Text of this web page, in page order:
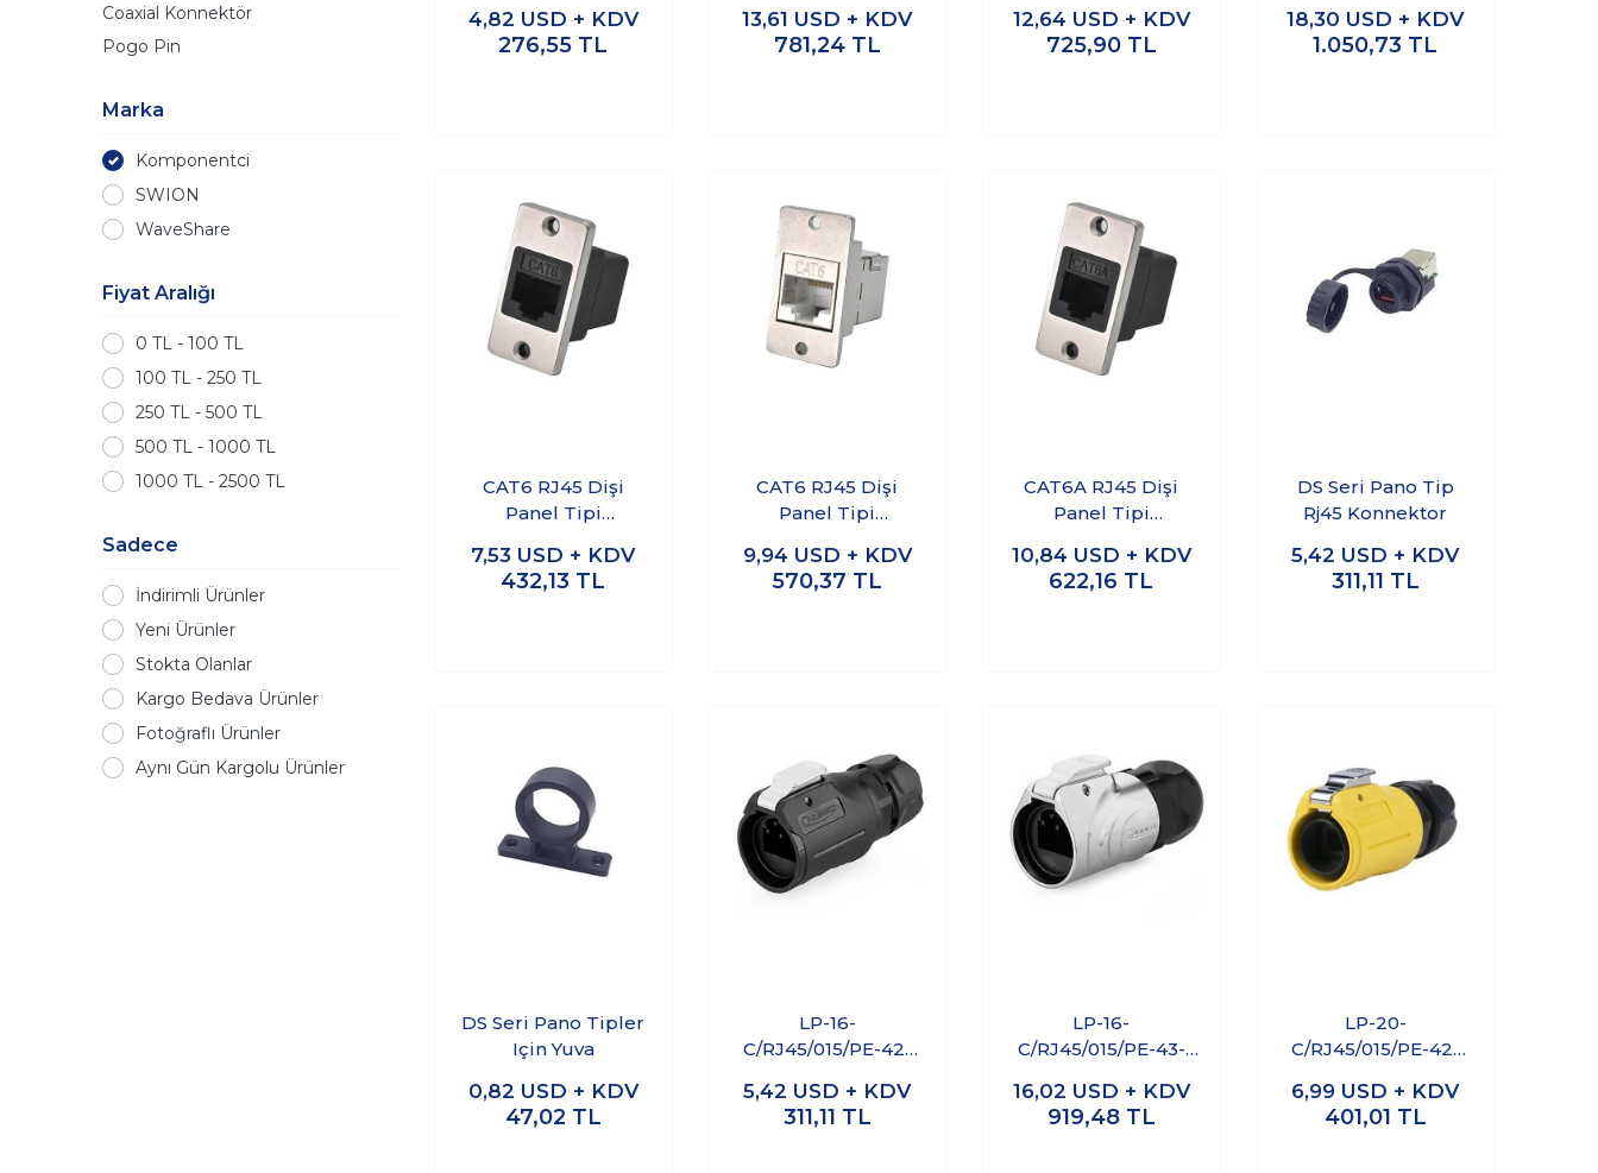
Coaxial Konnektör
Pogo Pin
Marka
Komponentci
SWION
WaveShare
Fiyat Aralığı
0 TL - 100 TL
100 TL - 250 TL
250 TL - 500 TL
500 TL - 1000 TL
1000 TL - 2500 TL
Sadece
İndirimli Ürünler
Yeni Ürünler
Stokta Olanlar
Kargo Bedava Ürünler
Fotoğraflı Ürünler
Aynı Gün Kargolu Ürünler
Ethernet
Konnektörü - Erkek
4,82 USD + KDV
276,55 TL
Ethernet
Konnektörü - Erkek
13,61 USD + KDV
781,24 TL
Ethernet
Konnektörü - Dişi
12,64 USD + KDV
725,90 TL
Ethernet
Konnektörü - Dişi
18,30 USD + KDV
1.050,73 TL
CAT6 RJ45 Dişi
Panel Tipi
C
7,53 USD + KDV
432,13 TL
CAT6 RJ45 Dişi
Panel Tipi
SCAT6-C
9,94 USD + KDV
570,37 TL
CAT6A RJ45 Dişi
Panel Tipi
SCAT6A-C
10,84 USD + KDV
622,16 TL
DS Seri Pano Tip
Rj45 Konnektor
5,42 USD + KDV
311,11 TL
DS Seri Pano Tipler
Için Yuva
0,82 USD + KDV
47,02 TL
LP-16-
C/RJ45/015/PE-42-
Ethernet
Konnektörü - Erkek
5,42 USD + KDV
311,11 TL
LP-16-
C/RJ45/015/PE-43-
Ethernet
Konnektörü - Erkek
16,02 USD + KDV
919,48 TL
LP-20-
C/RJ45/015/PE-42-
Ethernet
Konnektörü - Erkek
6,99 USD + KDV
401,01 TL